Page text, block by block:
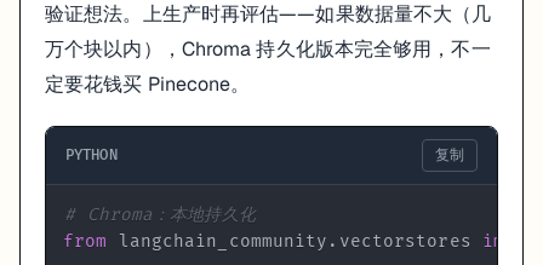
小结
RAG 的核心是"先检索后生成"——LLM 基于检索到的文档内容作
分块质量决定 RAG 质量——90% 的 RAG 失败是检索问题，不是
开发用 Chroma（零配置），生产再评估是否需要 Pinecone 等
MMR 检索比默认相似度搜索更实用——避免返回一堆内容重叠的
Prompt 里必须明确写"上下文没有相关内容时说不知道"——否则
：Agents 代理系统— 让 AI 不只是"查文档回答"，而是自主调用
验证想法。上生产时再评估——如果数据量不大（几
万个块以内），Chroma 持久化版本完全够用，不一
定要花钱买 Pinecone。
PYTHON 复制
# Chroma：本地持久化
from langchain_community . vectorstores